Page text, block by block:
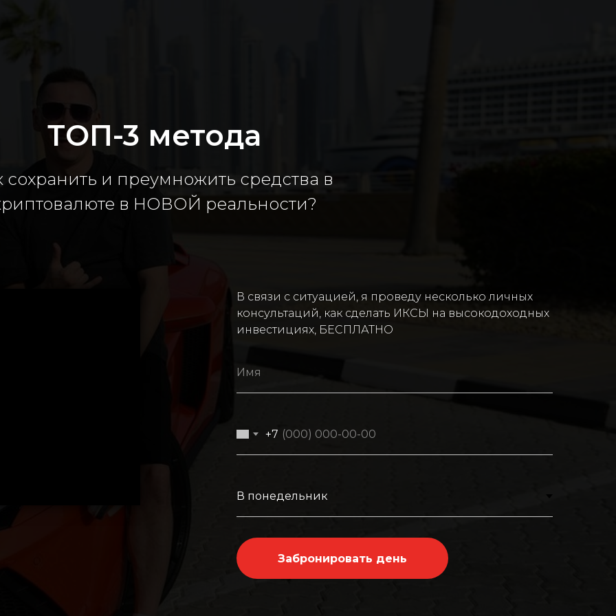
ТОП-3 метода
сохранить и преумножить средства в
в НОВОЙ реальности?
В связи с ситуацией, я проведу несколько личных
консультаций, как сделать ИКСЫ на высокодоходных
инвестициях, БЕСПЛАТНО
+7
Забронировать день